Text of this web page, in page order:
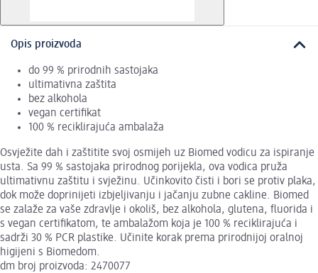
Opis proizvoda
do 99 % prirodnih sastojaka
ultimativna zaštita
bez alkohola
vegan certifikat
100 % reciklirajuća ambalaža
Osvježite dah i zaštitite svoj osmijeh uz Biomed vodicu za ispiranje
usta. Sa 99 % sastojaka prirodnog porijekla, ova vodica pruža
ultimativnu zaštitu i svježinu. Učinkovito čisti i bori se protiv plaka,
dok može doprinijeti izbjeljivanju i jačanju zubne cakline. Biomed
se zalaže za vaše zdravlje i okoliš, bez alkohola, glutena, fluorida i
s vegan certifikatom, te ambalažom koja je 100 % reciklirajuća i
sadrži 30 % PCR plastike. Učinite korak prema prirodnijoj oralnoj
higijeni s Biomedom.
dm broj proizvoda: 2470077